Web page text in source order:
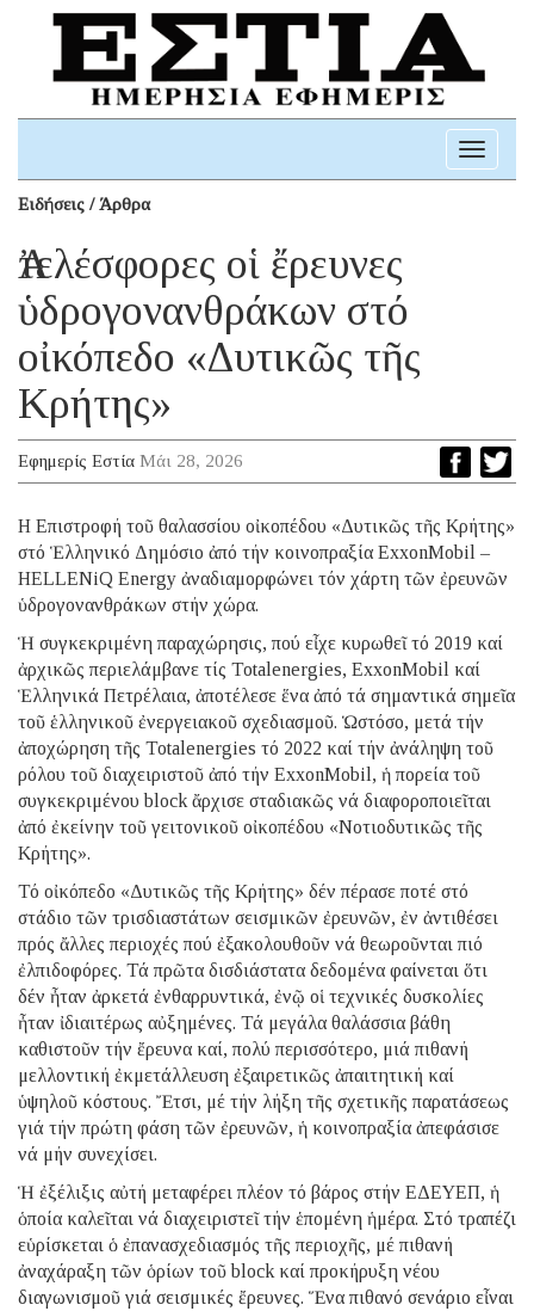
Toggle
Ειδήσεις / Άρθρα
Ἀτελέσφορες οἱ ἔρευνες
ὑδρογονανθράκων στό
οἰκόπεδο «Δυτικῶς τῆς
Κρήτης»
Εφημερίς Εστία Μάι 28, 2026
H Eπιστροφή τοῦ θαλασσίου οἰκοπέδου «Δυτικῶς τῆς Κρήτης»
στό Ἑλληνικό Δημόσιο ἀπό τήν κοινοπραξία ExxonMobil –
HELLENiQ Energy ἀναδιαμορφώνει τόν χάρτη τῶν ἐρευνῶν
ὑδρογονανθράκων στήν χώρα.
Ἡ συγκεκριμένη παραχώρησις, πού εἶχε κυρωθεῖ τό 2019 καί
ἀρχικῶς περιελάμβανε τίς Τοtalenergies, ExxonMobil καί
Ἑλληνικά Πετρέλαια, ἀποτέλεσε ἕνα ἀπό τά σημαντικά σημεῖα
τοῦ ἑλληνικοῦ ἐνεργειακοῦ σχεδιασμοῦ. Ὡστόσο, μετά τήν
ἀποχώρηση τῆς Τοtalenergies τό 2022 καί τήν ἀνάληψη τοῦ
ρόλου τοῦ διαχειριστoῦ ἀπό τήν ExxonMobil, ἡ πορεία τοῦ
συγκεκριμένου block ἄρχισε σταδιακῶς νά διαφοροποιεῖται
ἀπό ἐκείνην τοῦ γειτονικοῦ οἰκοπέδου «Νοτιοδυτικῶς τῆς
Κρήτης».
Τό οἰκόπεδο «Δυτικῶς τῆς Κρήτης» δέν πέρασε ποτέ στό
στάδιο τῶν τρισδιαστάτων σεισμικῶν ἐρευνῶν, ἐν ἀντιθέσει
πρός ἄλλες περιοχές πού ἐξακολουθοῦν νά θεωροῦνται πιό
ἐλπιδοφόρες. Τά πρῶτα δισδιάστατα δεδομένα φαίνεται ὅτι
δέν ἦταν ἀρκετά ἐνθαρρυντικά, ἐνῷ οἱ τεχνικές δυσκολίες
ἦταν ἰδιαιτέρως αὐξημένες. Τά μεγάλα θαλάσσια βάθη
καθιστοῦν τήν ἔρευνα καί, πολύ περισσότερο, μιά πιθανή
μελλοντική ἐκμετάλλευση ἐξαιρετικῶς ἀπαιτητική καί
ὑψηλοῦ κόστους. Ἔτσι, μέ τήν λήξη τῆς σχετικῆς παρατάσεως
γιά τήν πρώτη φάση τῶν ἐρευνῶν, ἡ κοινοπραξία ἀπεφάσισε
νά μήν συνεχίσει.
Ἡ ἐξέλιξις αὐτή μεταφέρει πλέον τό βάρος στήν ΕΔΕΥΕΠ, ἡ
ὁποία καλεῖται νά διαχειριστεῖ τήν ἑπομένη ἡμέρα. Στό τραπέζι
εὑρίσκεται ὁ ἐπανασχεδιασμός τῆς περιοχῆς, μέ πιθανή
ἀναχάραξη τῶν ὁρίων τοῦ block καί προκήρυξη νέου
διαγωνισμοῦ γιά σεισμικές ἔρευνες. Ἕνα πιθανό σενάριο εἶναι